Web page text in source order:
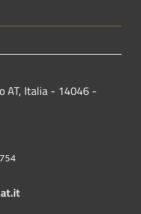
AT, Italia - 14046 -